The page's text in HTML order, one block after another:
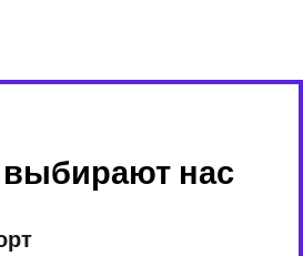
нас